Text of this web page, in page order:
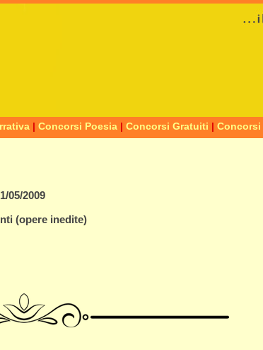
| Concorsi Poesia | Concorsi Gratuiti |
05/2009
(opere inedite)